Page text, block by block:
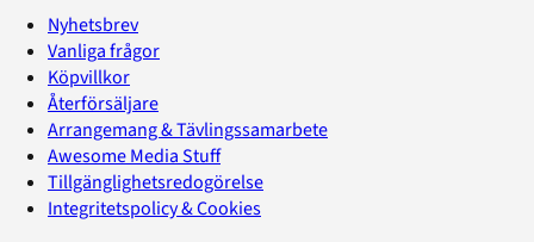
Nyhetsbrev
Vanliga frågor
Köpvillkor
Återförsäljare
Arrangemang & Tävlingssamarbete
Awesome Media Stuff
Tillgänglighetsredogörelse
Integritetspolicy & Cookies